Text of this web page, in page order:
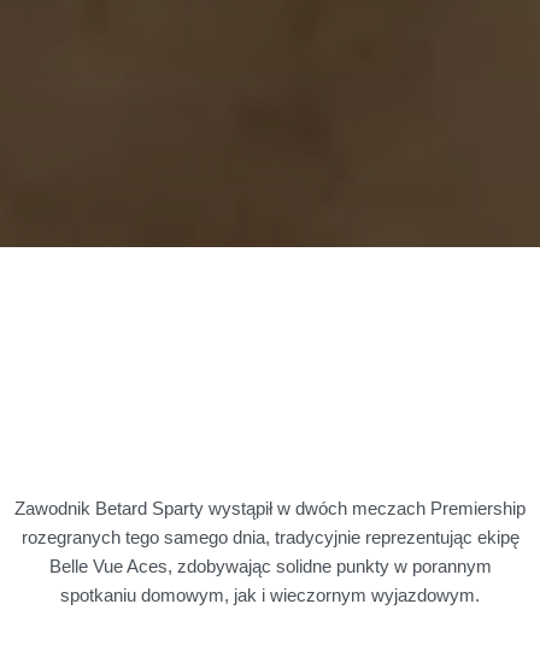
Zawodnik Betard Sparty wystąpił w dwóch meczach Premiership
rozegranych tego samego dnia, tradycyjnie reprezentując ekipę
Belle Vue Aces, zdobywając solidne punkty w porannym
spotkaniu domowym, jak i wieczornym wyjazdowym.